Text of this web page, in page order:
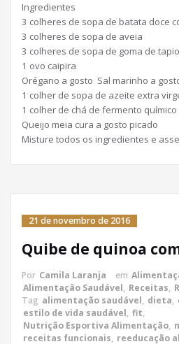
Ingredientes
3 colheres de sopa de batata doce
3 colheres de sopa de aveia
3 colheres de sopa de goma de
1 ovo caipira
Orégano a gosto Sal marinho a
1 colher de sopa de azeite extra
1 colher de chá de fermento químico
Queijo meia cura a gosto picado
Misture todos os ingredientes e
21 de novembro de 2016
Quibe de quinoa
Por Camila Laranja em
Alimentação Saudável, Receitas,
Tag alimentação saudável, dieta,
estilo de vida saudável, fit,
Nutrição Esportiva Alimentação,
receitas funcionais, reeducação